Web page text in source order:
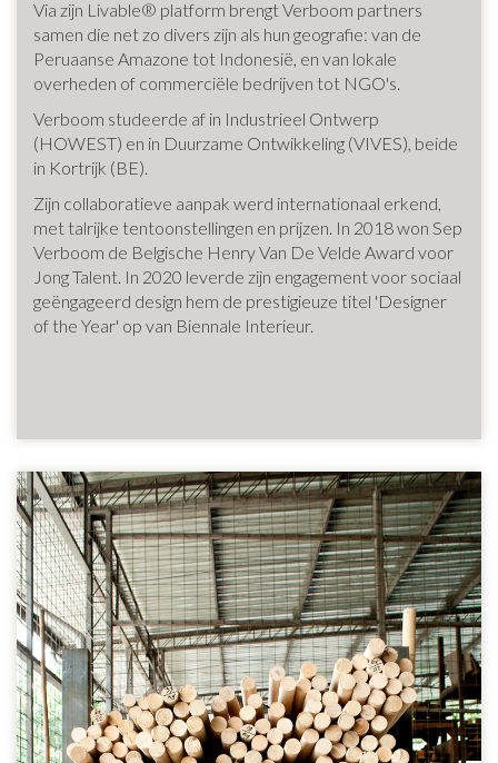
Via zijn Livable® platform brengt Verboom partners
samen die net zo divers zijn als hun geografie: van de
Peruaanse Amazone tot Indonesië, en van lokale
overheden of commerciële bedrijven tot NGO's.
Verboom studeerde af in Industrieel Ontwerp
(HOWEST) en in Duurzame Ontwikkeling (VIVES), beide
in Kortrijk (BE).
Zijn collaboratieve aanpak werd internationaal erkend,
met talrijke tentoonstellingen en prijzen. In 2018 won Sep
Verboom de Belgische Henry Van De Velde Award voor
Jong Talent. In 2020 leverde zijn engagement voor sociaal
geëngageerd design hem de prestigieuze titel 'Designer
of the Year' op van Biennale Interieur.